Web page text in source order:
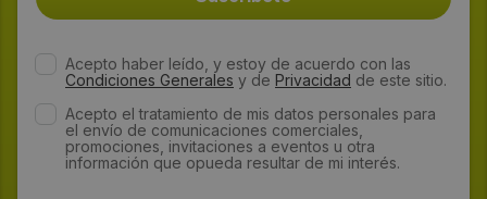
Acepto haber leído, y estoy de acuerdo con las
Condiciones Generales y de Privacidad de este sitio.
Acepto el tratamiento de mis datos personales para
el envío de comunicaciones comerciales,
promociones, invitaciones a eventos u otra
información que opueda resultar de mi interés.